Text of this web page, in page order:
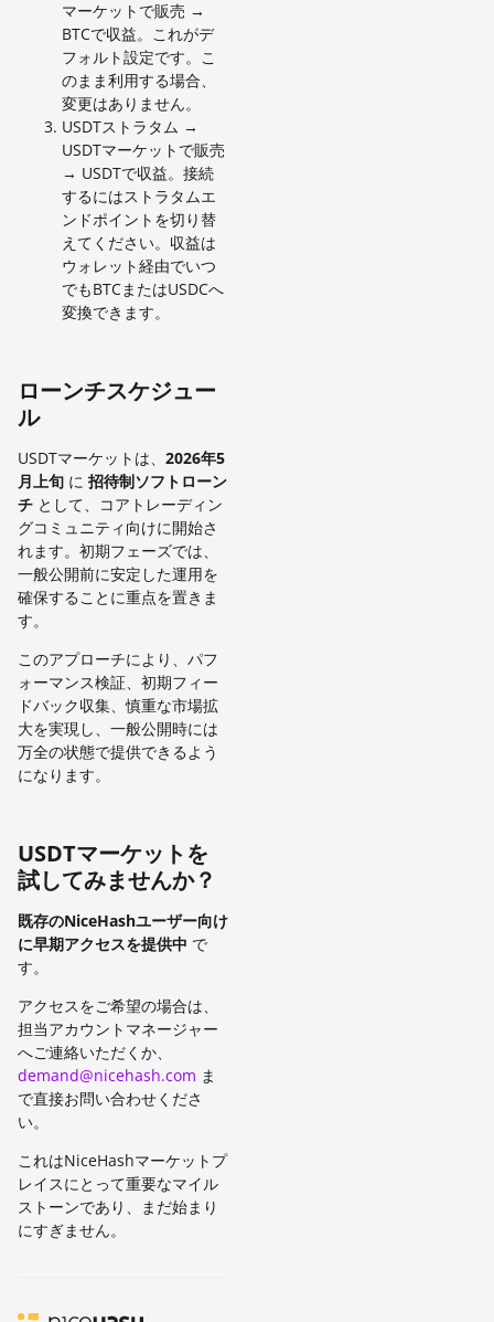
マーケットで販売 →
BTCで収益。これがデ
フォルト設定です。こ
のまま利用する場合、
変更はありません。
USDTストラタム →
USDTマーケットで販売
→ USDTで収益。接続
するにはストラタムエ
ンドポイントを切り替
えてください。収益は
ウォレット経由でいつ
でもBTCまたはUSDCへ
変換できます。
ローンチスケジュー
ル
USDTマーケットは、 2026年5
月上旬 に 招待制ソフトローン
チ として、コアトレーディン
グコミュニティ向けに開始さ
れます。初期フェーズでは、
一般公開前に安定した運用を
確保することに重点を置きま
す。
このアプローチにより、パフ
ォーマンス検証、初期フィー
ドバック収集、慎重な市場拡
大を実現し、一般公開時には
万全の状態で提供できるよう
になります。
USDTマーケットを
試してみませんか？
既存のNiceHashユーザー向け
に早期アクセスを提供中 で
す。
アクセスをご希望の場合は、
担当アカウントマネージャー
へご連絡いただくか、
demand@nicehash.com ま
で直接お問い合わせくださ
い。
これはNiceHashマーケットプ
レイスにとって重要なマイル
ストーンであり、まだ始まり
にすぎません。